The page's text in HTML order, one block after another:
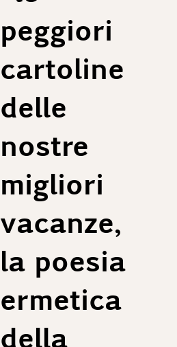
peggiori
cartoline
delle
nostre
migliori
vacanze,
la poesia
ermetica
della